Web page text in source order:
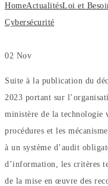
HomeActualitésLoi et
Cybersécurité
02 Nov
Suite à la publication du
2023 portant sur
ministère de la technologie
procédures et les
à un système d’audit
d’information, les critères
de la mise en œuvre des